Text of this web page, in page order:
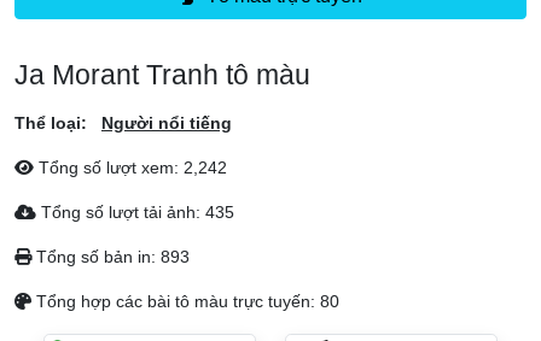
Ja Morant Tranh tô màu
Thể loại: Người nổi tiếng
Tổng số lượt xem: 2,242
Tổng số lượt tải ảnh: 435
Tổng số bản in: 893
Tổng hợp các bài tô màu trực tuyến: 80